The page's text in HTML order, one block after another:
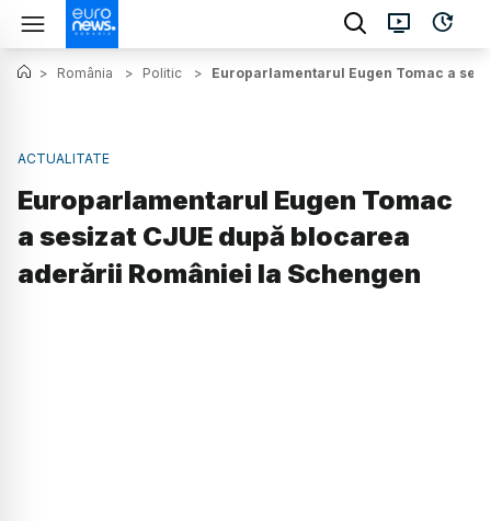
> România > Politic > Europarlamentarul Eugen Tomac a
ACTUALITATE
Europarlamentarul Eugen Tomac
a sesizat CJUE după blocarea
aderării României la Schengen